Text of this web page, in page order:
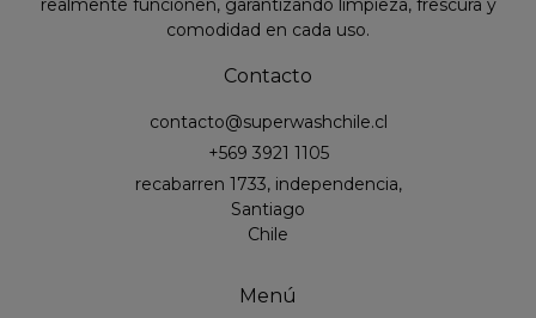
realmente funcionen, garantizando limpieza, frescura y
comodidad en cada uso.
Contacto
contacto@superwashchile.cl
+569 3921 1105
recabarren 1733, independencia,
Santiago
Chile
Menú